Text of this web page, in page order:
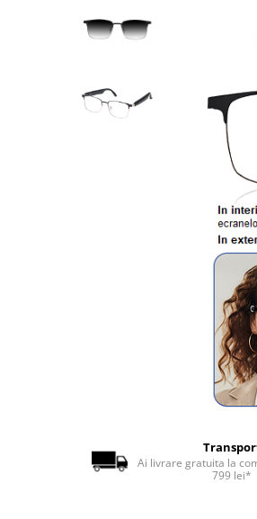
Ai livrare gratuita la
799 lei*